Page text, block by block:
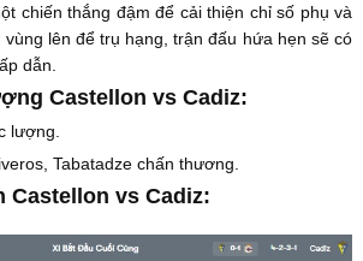
chiến thắng đậm để cải thiện chỉ số phụ và
vùng lên để trụ hạng, trận đấu hứa hẹn sẽ có
dẫn.
Castellon vs Cadiz:
lượng.
Tabatadze chấn thương.
vs Cadiz: